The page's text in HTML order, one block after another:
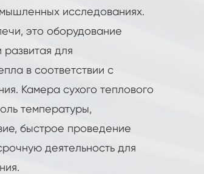
исследованиях.
это оборудование
развитая для
в соответствии с
Камера сухого теплового
температуры,
быстрое проведение
деятельность для